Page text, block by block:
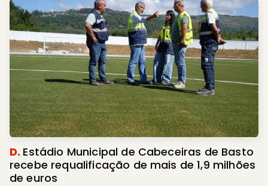
D. Estádio Municipal de Cabeceiras de Basto
recebe requalificação de mais de 1,9 milhões
de euros